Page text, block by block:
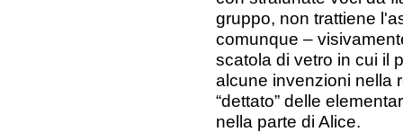
gruppo, non trattiene
comunque –
scatola di vetro in cui il
alcune invenzioni nella
“dettato” delle
nella parte di Alice.